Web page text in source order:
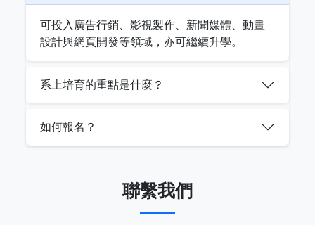
可投入廣告行銷、影視製作、新聞媒體、動畫
設計與網頁開發等領域，亦可繼續升學。
系上培育的重點是什麼？
如何報名？
聯繫我們